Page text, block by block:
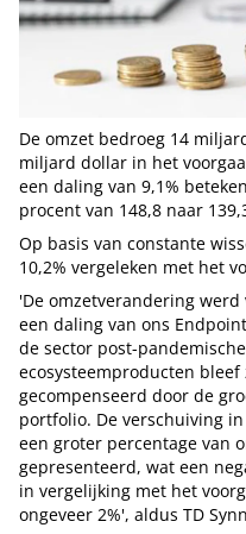
De omzet bedroeg 14
miljard dollar in het
een daling van 9,1%
procent van 148,8 naar
Op basis van constante
10,2% vergeleken met het
'De omzetverandering
een daling van ons
de sector post-
ecosysteemproducten
gecompenseerd door de
portfolio. De verschuiving
een groter percentage van
gepresenteerd, wat een
in vergelijking met het
ongeveer 2%', aldus TD